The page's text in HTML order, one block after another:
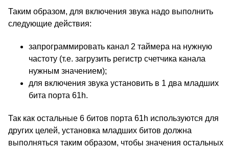
Таким образом, для включения звука надо выполнить
следующие действия:
запрограммировать канал 2 таймера на нужную
частоту (т.е. загрузить регистр счетчика канала
нужным значением);
для включения звука установить в 1 два младших
бита порта 61h.
Так как остальные 6 битов порта 61h используются для
других целей, установка младших битов должна
выполняться таким образом, чтобы значения остальных